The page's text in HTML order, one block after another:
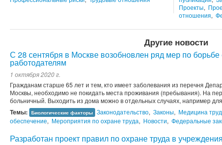
Проекты,
отношения,
Другие новости
С 28 сентября в Москве возобновлен ряд мер по борьбе
работодателям
1 октября 2020 г.
Гражданам старше 65 лет и тем, кто имеет заболевания из перечня
Москвы, необходимо не покидать места проживания (пребывания). На
больничный. Выходить из дома можно в отдельных случаях, например
Темы: Биологические факторы Законодательство, Законы, Медицина
обеспечение, Мероприятия по охране труда, Новости, Федеральные
Разработан проект правил по охране труда в